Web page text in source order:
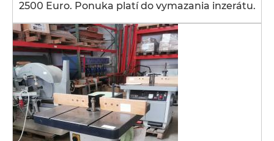
2500 Euro. Ponuka platí do vymazania inzerátu.